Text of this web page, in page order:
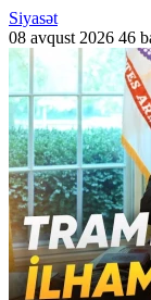
Siyasət
08 avqust 2026 46